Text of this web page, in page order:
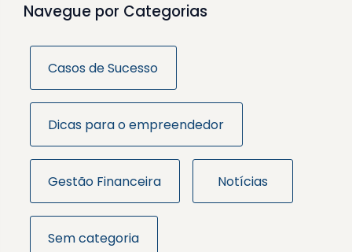
Navegue por Categorias
Casos de Sucesso
Dicas para o empreendedor
Gestão Financeira Notícias
Sem categoria